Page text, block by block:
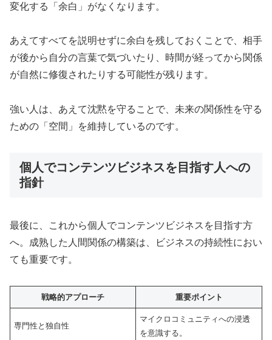
変化する「余白」がなくなります。
あえてすべてを説明せずに余白を残しておくことで、相手
が後から自分の言葉で気づいたり、時間が経ってから関係
が自然に修復されたりする可能性が残ります。
強い人は、あえて沈黙を守ることで、未来の関係性を守る
ための「空間」を維持しているのです。
個人でコンテンツビジネスを目指す人への
指針
最後に、これから個人でコンテンツビジネスを目指す方
へ。成熟した人間関係の構築は、ビジネスの持続性におい
ても重要です。
戦略的アプローチ 重要ポイント
専門性と独自性
マイクロコミュニティへの浸透
を意識する。